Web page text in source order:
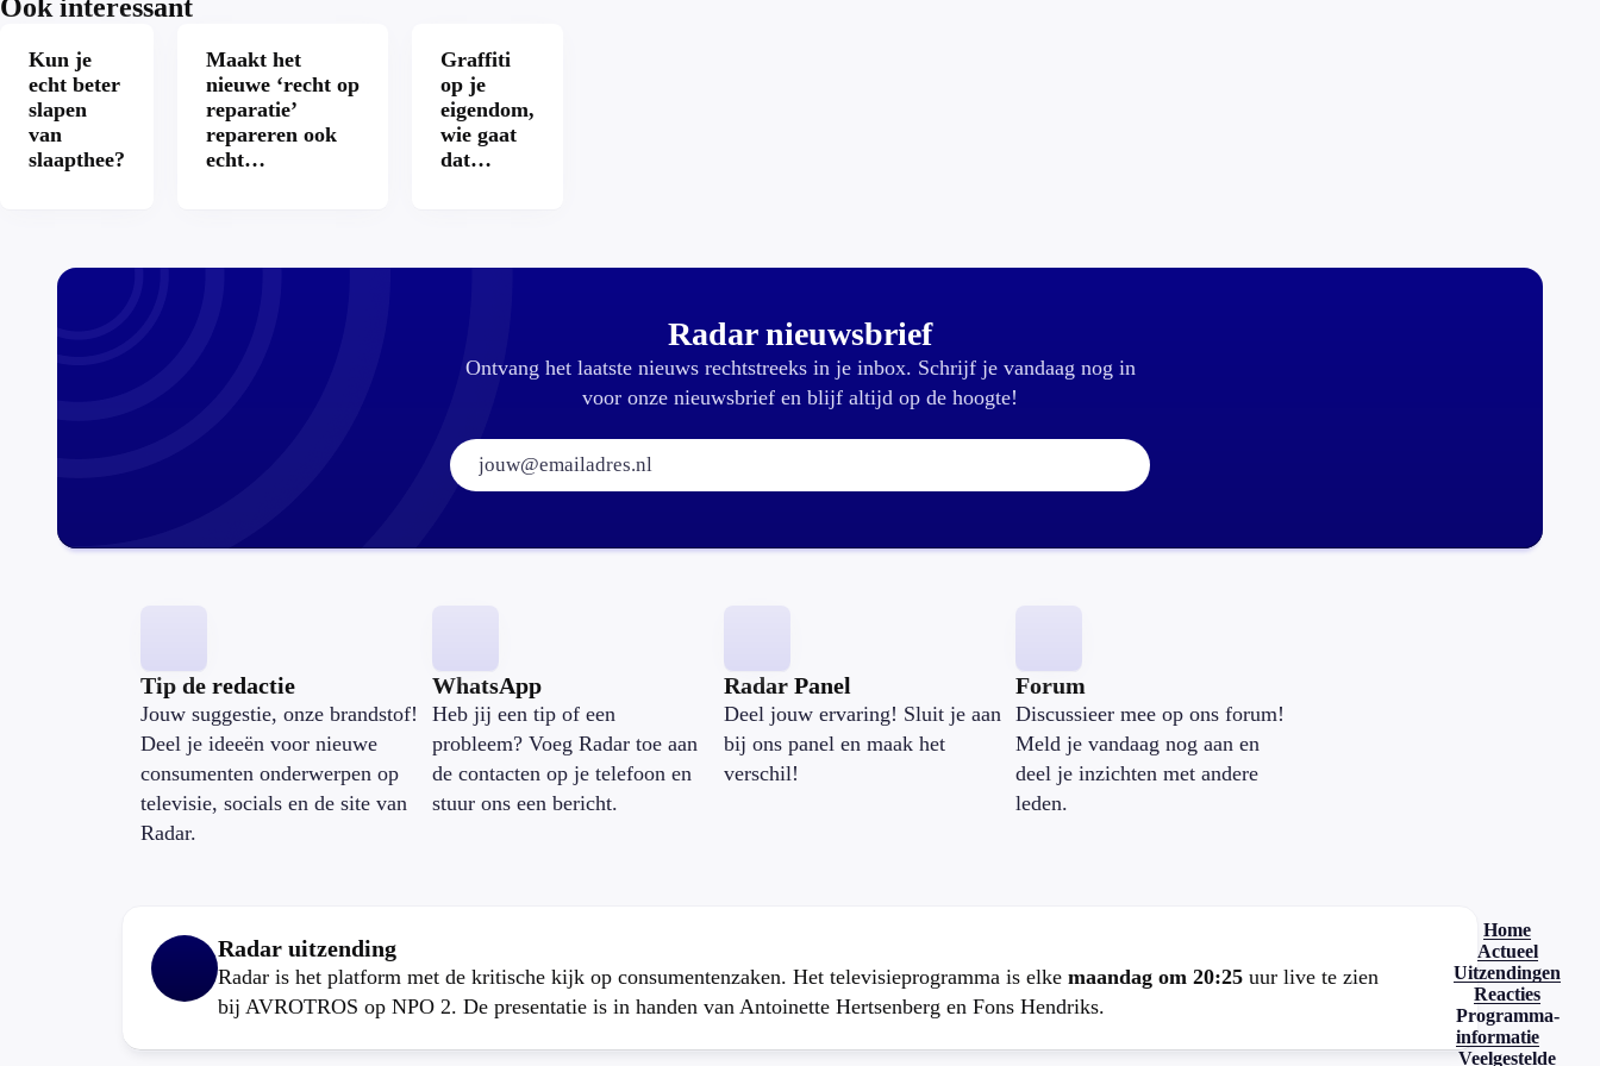
Ook interessant
Kun je
echt beter
slapen
van
slaapthee?
Maakt het
nieuwe ‘recht op
reparatie’
repareren ook
echt
Graffiti
op je
eigendom,
wie gaat
dat
Radar nieuwsbrief
Ontvang het laatste nieuws rechtstreeks in je inbox. Schrijf je vandaag nog in
voor onze nieuwsbrief en blijf altijd op de hoogte!
E-mailadres:
Tip de redactie
Jouw suggestie, onze brandstof!
Deel je ideeën voor nieuwe
consumenten onderwerpen op
televisie, socials en de site van
Radar.
WhatsApp
Heb jij een tip of een
probleem? Voeg Radar toe aan
de contacten op je telefoon en
stuur ons een bericht.
Radar Panel
Deel jouw ervaring! Sluit je aan
bij ons panel en maak het
verschil!
Forum
Discussieer mee op ons forum!
Meld je vandaag nog aan en
deel je inzichten met andere
leden.
Radar uitzending
Radar is het platform met de kritische kijk op consumentenzaken. Het televisieprogramma is elke maandag om 20:25 uur live te zien
bij AVROTROS op NPO 2. De presentatie is in handen van Antoinette Hertsenberg en Fons Hendriks.
Home
Actueel
Uitzendingen
Reacties
Programma-
informatie
Veelgestelde